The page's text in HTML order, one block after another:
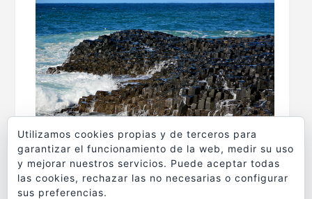
La realidad es menos poética, pero no por
ello menos misteriosa. El rápido proceso de
Utilizamos cookies propias y de terceros para
garantizar el funcionamiento de la web, medir su uso
y mejorar nuestros servicios. Puede aceptar todas
las cookies, rechazar las no necesarias o configurar
sus preferencias.